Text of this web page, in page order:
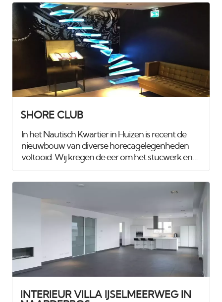
SHORE CLUB
In het Nautisch Kwartier in Huizen is recent de
nieuwbouw van diverse horecagelegenheden
voltooid. Wij kregen de eer om het stucwerk en
spuitwerk van maar liefst 1.100 m², verdeeld over
drie etages, te verzorgen. Voor het
club/restaurant hebben we gebruik gemaakt van
het innovatieve Diamant pleister van Knauf, een
stucmortel die vele malen sterker is dan de
gangbare materialen. Dit zorgt voor extra
duurzaamheid en weerstand. Uiteraard hebben
we alles afgewerkt met een hoogwaardige, goed
reinigbare buitenkwaliteit muurverf, om de
ruimtes
INTERIEUR VILLA IJSELMEERWEG IN